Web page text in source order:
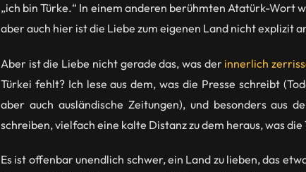
„ich bin Türke.“ In einem anderen berühmten Atatürk-Wort
aber auch hier ist die Liebe zum eigenen Land nicht explizit
Aber ist die Liebe nicht gerade das, was der innerlich
Türkei fehlt? Ich lese aus dem, was die Presse schreibt
aber auch ausländische Zeitungen), und besonders aus
schreiben, vielfach eine kalte Distanz zu dem heraus, was
Es ist offenbar unendlich schwer, ein Land zu lieben, das